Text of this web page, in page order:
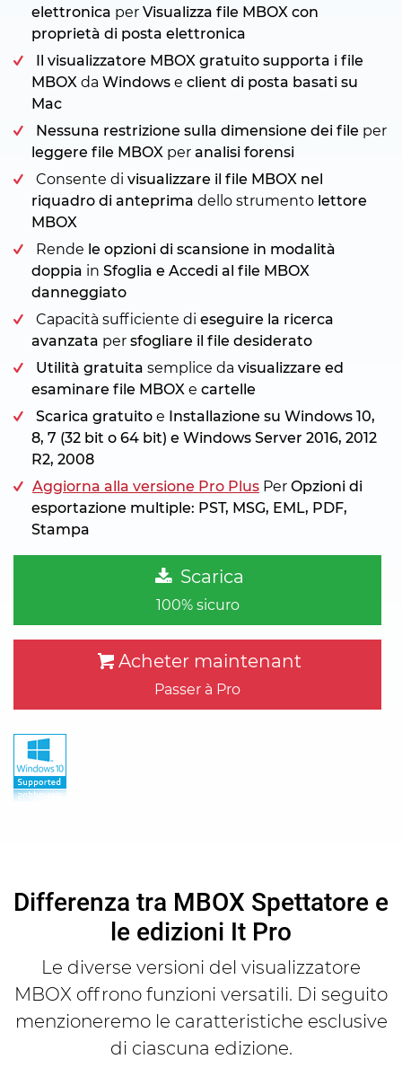
elettronica per Visualizza file MBOX con
proprietà di posta elettronica
Il visualizzatore MBOX gratuito supporta i file
MBOX da Windows e client di posta basati su
Mac
Nessuna restrizione sulla dimensione dei file per
leggere file MBOX per analisi forensi
Consente di visualizzare il file MBOX nel
riquadro di anteprima dello strumento lettore
MBOX
Rende le opzioni di scansione in modalità
doppia in Sfoglia e Accedi al file MBOX
danneggiato
Capacità sufficiente di eseguire la ricerca
avanzata per sfogliare il file desiderato
Utilità gratuita semplice da visualizzare ed
esaminare file MBOX e cartelle
Scarica gratuito e Installazione su Windows 10,
8, 7 (32 bit o 64 bit) e Windows Server 2016, 2012
R2, 2008
Aggiorna alla versione Pro Plus Per Opzioni di
esportazione multiple: PST, MSG, EML, PDF,
Stampa
Scarica
100% sicuro
Acheter maintenant
Passer à Pro
Differenza tra MBOX Spettatore e
le edizioni It Pro
Le diverse versioni del visualizzatore
MBOX offrono funzioni versatili. Di seguito
menzioneremo le caratteristiche esclusive
di ciascuna edizione.